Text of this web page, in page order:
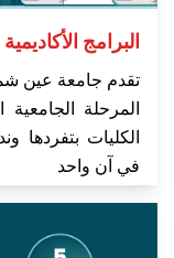
البرامج
تقدم جامعة عين
المرحلة الجامعية
الكليات بتفردها
في آن واحد